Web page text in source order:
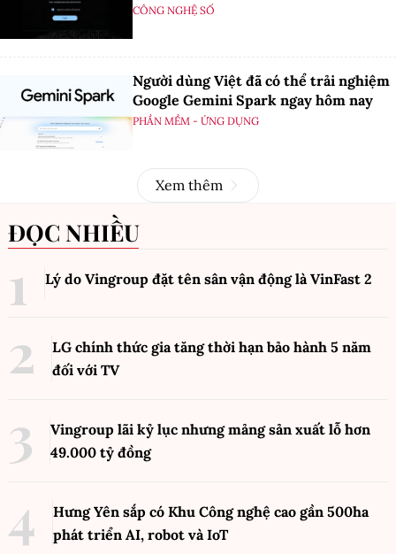
CÔNG NGHỆ SỐ
Người dùng Việt đã có thể trải nghiệm
Google Gemini Spark ngay hôm nay
PHẦN MỀM - ỨNG DỤNG
Xem thêm
ĐỌC NHIỀU
Lý do Vingroup đặt tên sân vận động là VinFast 2
LG chính thức gia tăng thời hạn bảo hành 5 năm
đối với TV
Vingroup lãi kỷ lục nhưng mảng sản xuất lỗ hơn
49.000 tỷ đồng
Hưng Yên sắp có Khu Công nghệ cao gần 500ha
phát triển AI, robot và IoT